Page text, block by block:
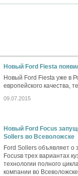
Новый Ford Fiesta
Новый Ford Fiesta уже в
европейского качества,
09.07.2015
Новый Ford Focus
Sollers во Всеволожске
Ford Sollers объявляет о
Focusв трех вариантах
технологии полного
компании во Всеволожске.